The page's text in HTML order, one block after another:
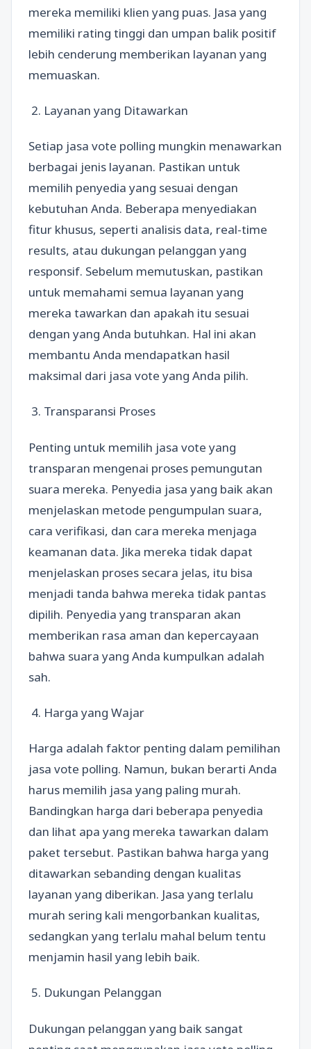
mereka memiliki klien yang puas. Jasa yang
memiliki rating tinggi dan umpan balik positif
lebih cenderung memberikan layanan yang
memuaskan.
2. Layanan yang Ditawarkan
Setiap jasa vote polling mungkin menawarkan
berbagai jenis layanan. Pastikan untuk
memilih penyedia yang sesuai dengan
kebutuhan Anda. Beberapa menyediakan
fitur khusus, seperti analisis data, real-time
results, atau dukungan pelanggan yang
responsif. Sebelum memutuskan, pastikan
untuk memahami semua layanan yang
mereka tawarkan dan apakah itu sesuai
dengan yang Anda butuhkan. Hal ini akan
membantu Anda mendapatkan hasil
maksimal dari jasa vote yang Anda pilih.
3. Transparansi Proses
Penting untuk memilih jasa vote yang
transparan mengenai proses pemungutan
suara mereka. Penyedia jasa yang baik akan
menjelaskan metode pengumpulan suara,
cara verifikasi, dan cara mereka menjaga
keamanan data. Jika mereka tidak dapat
menjelaskan proses secara jelas, itu bisa
menjadi tanda bahwa mereka tidak pantas
dipilih. Penyedia yang transparan akan
memberikan rasa aman dan kepercayaan
bahwa suara yang Anda kumpulkan adalah
sah.
4. Harga yang Wajar
Harga adalah faktor penting dalam pemilihan
jasa vote polling. Namun, bukan berarti Anda
harus memilih jasa yang paling murah.
Bandingkan harga dari beberapa penyedia
dan lihat apa yang mereka tawarkan dalam
paket tersebut. Pastikan bahwa harga yang
ditawarkan sebanding dengan kualitas
layanan yang diberikan. Jasa yang terlalu
murah sering kali mengorbankan kualitas,
sedangkan yang terlalu mahal belum tentu
menjamin hasil yang lebih baik.
5. Dukungan Pelanggan
Dukungan pelanggan yang baik sangat